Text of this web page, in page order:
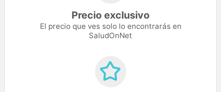
Precio exclusivo
El precio que ves solo lo encontrarás en
SaludOnNet